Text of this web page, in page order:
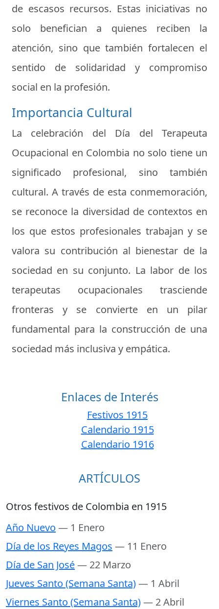
de escasos recursos. Estas iniciativas no
solo benefician a quienes reciben la
atención, sino que también fortalecen el
sentido de solidaridad y compromiso
social en la profesión.
Importancia Cultural
La celebración del Día del Terapeuta
Ocupacional en Colombia no solo tiene un
significado profesional, sino también
cultural. A través de esta conmemoración,
se reconoce la diversidad de contextos en
los que estos profesionales trabajan y se
valora su contribución al bienestar de la
sociedad en su conjunto. La labor de los
terapeutas ocupacionales trasciende
fronteras y se convierte en un pilar
fundamental para la construcción de una
sociedad más inclusiva y empática.
Enlaces de Interés
Festivos 1915
Calendario 1915
Calendario 1916
ARTÍCULOS
Otros festivos de Colombia en 1915
Año Nuevo — 1 Enero
Día de los Reyes Magos — 11 Enero
Día de San José— 22 Marzo
Jueves Santo (Semana Santa)— 1 Abril
Viernes Santo (Semana Santa)— 2 Abril